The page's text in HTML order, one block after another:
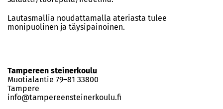
Lautasmallia noudattamalla ateriasta tulee
monipuolinen ja täysipainoinen.
Tampereen steinerkoulu
Muotialantie 79–81 33800
Tampere
info@tampereensteinerkoulu.fi